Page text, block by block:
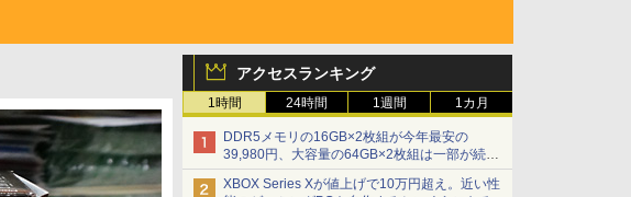
アクセスランキング
1時間 24時間 1週間 1カ月
DDR5メモリの16GB×2枚組が今年最安の
39,980円、大容量の64GB×2枚組は一部が続騰
[8月前半のメモリ価格]
XBOX Series Xが値上げで10万円超え。近い性